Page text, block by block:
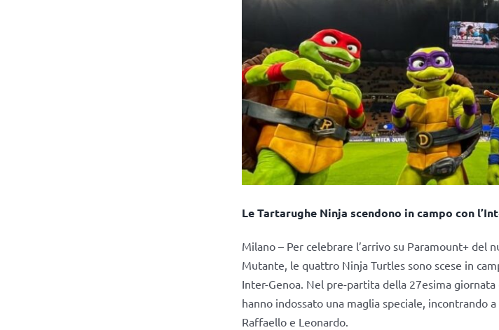
Le Tartarughe Ninja scendono in campo con
Milano – Per celebrare l’arrivo su Paramount+ del
Mutante, le quattro Ninja Turtles sono scese in
Inter-Genoa. Nel pre-partita della 27esima
hanno indossato una maglia speciale, incontrando
Raffaello e Leonardo.